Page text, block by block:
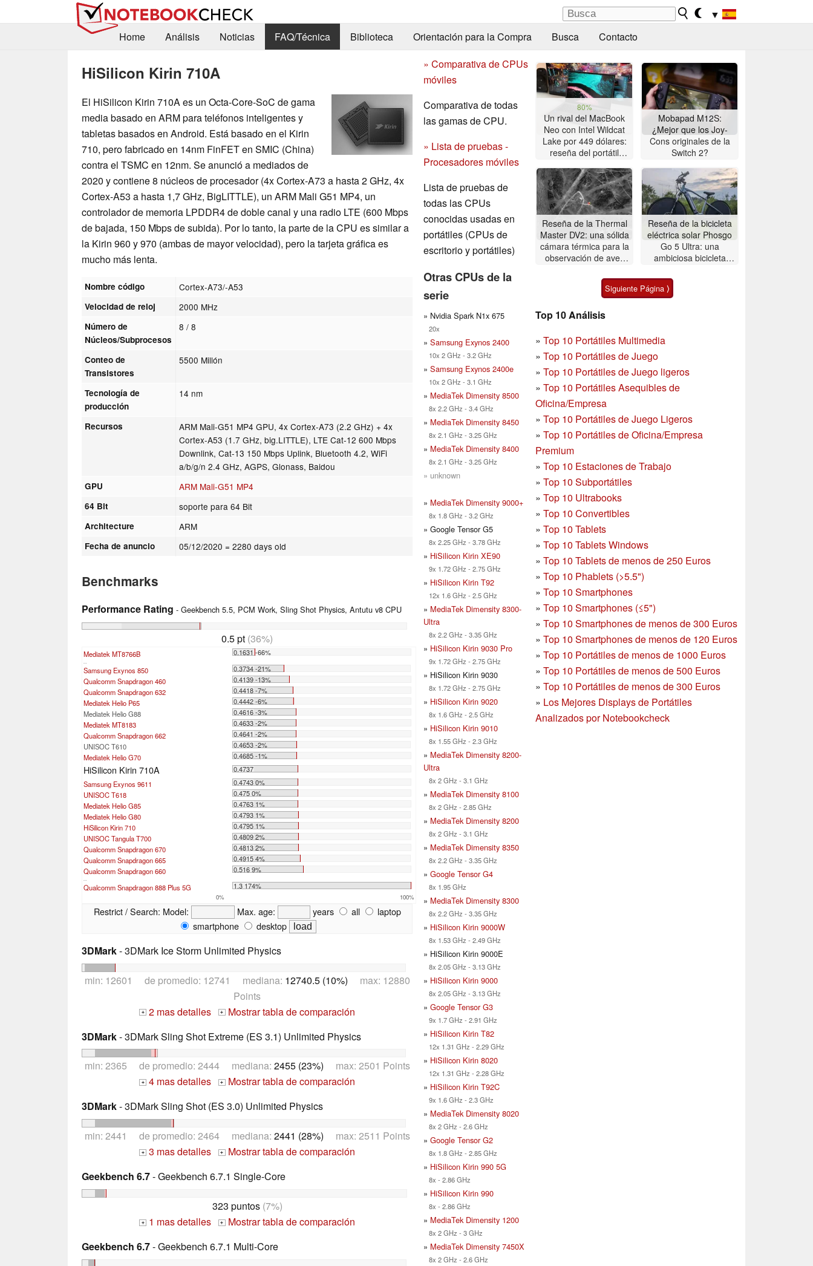
▼
Home
Análisis Noticias FAQ/Técnica Biblioteca Orientación para la Compra Busca Contacto
HiSilicon Kirin 710A
El HiSilicon Kirin 710A es un Octa-Core-SoC de gama
media basado en ARM para teléfonos inteligentes y
tabletas basados en Android. Está basado en el Kirin
710, pero fabricado en 14nm FinFET en SMIC (China)
contra el TSMC en 12nm. Se anunció a mediados de
2020 y contiene 8 núcleos de procesador (4x Cortex-A73 a hasta 2 GHz, 4x
Cortex-A53 a hasta 1,7 GHz, BigLITTLE), un ARM Mali G51 MP4, un
controlador de memoria LPDDR4 de doble canal y una radio LTE (600 Mbps
de bajada, 150 Mbps de subida). Por lo tanto, la parte de la CPU es similar a
la Kirin 960 y 970 (ambas de mayor velocidad), pero la tarjeta gráfica es
mucho más lenta.
Nombre código Cortex-A73/-A53
Velocidad de reloj 2000 MHz
Número de
Núcleos/Subprocesos
8 / 8
Conteo de
Transistores
5500 Millón
Tecnología de
producción
14 nm
Recursos
ARM Mali-G51 MP4 GPU, 4x Cortex-A73 (2.2 GHz) + 4x
Cortex-A53 (1.7 GHz, big.LITTLE), LTE Cat-12 600 Mbps
Downlink, Cat-13 150 Mbps Uplink, Bluetooth 4.2, WiFi
a/b/g/n 2.4 GHz, AGPS, Glonass, Baidou
GPU ARM Mali-G51 MP4
64 Bit soporte para 64 Bit
Architecture ARM
Fecha de anuncio 05/12/2020 = 2280 days old
Benchmarks
Performance Rating - Geekbench 5.5, PCM Work, Sling Shot Physics, Antutu v8 CPU
0.5 pt (36%)
Mediatek MT8766B 0.1631 -66%
Samsung Exynos 850
0.3734 -21%
Qualcomm Snapdragon 460
0.4139 -13%
Qualcomm Snapdragon 632
0.4418 -7%
Mediatek Helio P65
0.4442 -6%
Mediatek Helio G88
0.4616 -3%
Mediatek MT8183
0.4633 -2%
Qualcomm Snapdragon 662
0.4641 -2%
UNISOC T610
0.4653 -2%
Mediatek Helio G70
0.4685 -1%
HiSilicon Kirin 710A
0.4737
Samsung Exynos 9611
0.4743 0%
UNISOC T618
0.475 0%
Mediatek Helio G85
0.4763 1%
Mediatek Helio G80
0.4793 1%
HiSilicon Kirin 710
0.4795 1%
UNISOC Tangula T700
0.4809 2%
Qualcomm Snapdragon 670
0.4813 2%
Qualcomm Snapdragon 665
0.4915 4%
Qualcomm Snapdragon 660
0.516 9%
Qualcomm Snapdragon 888 Plus 5G 1.3 174%
0% 100%
Restrict / Search: Model: Max. age: years all
laptop
smartphone
desktop
3DMark- 3DMark Ice Storm Unlimited Physics
min: 12601 de promedio: 12741 mediana: 12740.5 (10%) max: 12880
Points
+ 2 mas detalles + Mostrar tabla de comparación
3DMark- 3DMark Sling Shot Extreme (ES 3.1) Unlimited Physics
min: 2365 de promedio: 2444 mediana: 2455 (23%) max: 2501 Points
+ 4 mas detalles + Mostrar tabla de comparación
3DMark- 3DMark Sling Shot (ES 3.0) Unlimited Physics
min: 2441 de promedio: 2464 mediana: 2441 (28%) max: 2511 Points
+ 3 mas detalles + Mostrar tabla de comparación
Geekbench 6.7- Geekbench 6.7.1 Single-Core
323 puntos(7%)
+ 1 mas detalles + Mostrar tabla de comparación
Geekbench 6.7- Geekbench 6.7.1 Multi-Core
» Comparativa de CPUs
móviles
Comparativa de todas
las gamas de CPU.
» Lista de pruebas -
Procesadores móviles
Lista de pruebas de
todas las CPUs
conocidas usadas en
portátiles (CPUs de
escritorio y portátiles)
Otras CPUs de la
serie
» Nvidia Spark N1x 675
20x
» Samsung Exynos 2400
10x 2 GHz - 3.2 GHz
» Samsung Exynos 2400e
10x 2 GHz - 3.1 GHz
» MediaTek Dimensity 8500
8x 2.2 GHz - 3.4 GHz
» MediaTek Dimensity 8450
8x 2.1 GHz - 3.25 GHz
» MediaTek Dimensity 8400
8x 2.1 GHz - 3.25 GHz
» unknown
» MediaTek Dimensity 9000+
8x 1.8 GHz - 3.2 GHz
» Google Tensor G5
8x 2.25 GHz - 3.78 GHz
» HiSilicon Kirin XE90
9x 1.72 GHz - 2.75 GHz
» HiSilicon Kirin T92
12x 1.6 GHz - 2.5 GHz
» MediaTek Dimensity 8300-
Ultra
8x 2.2 GHz - 3.35 GHz
» HiSilicon Kirin 9030 Pro
9x 1.72 GHz - 2.75 GHz
» HiSilicon Kirin 9030
8x 1.72 GHz - 2.75 GHz
» HiSilicon Kirin 9020
8x 1.6 GHz - 2.5 GHz
» HiSilicon Kirin 9010
8x 1.55 GHz - 2.3 GHz
» MediaTek Dimensity 8200-
Ultra
8x 2 GHz - 3.1 GHz
» MediaTek Dimensity 8100
8x 2 GHz - 2.85 GHz
» MediaTek Dimensity 8200
8x 2 GHz - 3.1 GHz
» MediaTek Dimensity 8350
8x 2.2 GHz - 3.35 GHz
» Google Tensor G4
8x 1.95 GHz
» MediaTek Dimensity 8300
8x 2.2 GHz - 3.35 GHz
» HiSilicon Kirin 9000W
8x 1.53 GHz - 2.49 GHz
» HiSilicon Kirin 9000E
8x 2.05 GHz - 3.13 GHz
» HiSilicon Kirin 9000
8x 2.05 GHz - 3.13 GHz
» Google Tensor G3
9x 1.7 GHz - 2.91 GHz
» HiSilicon Kirin T82
12x 1.31 GHz - 2.29 GHz
» HiSilicon Kirin 8020
12x 1.31 GHz - 2.28 GHz
» HiSilicon Kirin T92C
9x 1.6 GHz - 2.3 GHz
» MediaTek Dimensity 8020
8x 2 GHz - 2.6 GHz
» Google Tensor G2
8x 1.8 GHz - 2.85 GHz
» HiSilicon Kirin 990 5G
8x - 2.86 GHz
» HiSilicon Kirin 990
8x - 2.86 GHz
» MediaTek Dimensity 1200
8x 2 GHz - 3 GHz
» MediaTek Dimensity 7450X
8x 2 GHz - 2.6 GHz
80%
Un rival del MacBook
Neo con Intel Wildcat
Lake por 449 dólares:
reseña del portátil
Mobapad M12S:
¿Mejor que los Joy-
Cons originales de la
Switch 2?
Reseña de la Thermal
Master DV2: una sólida
cámara térmica para la
observación de aves
pulgadas
Reseña de la bicicleta
eléctrica solar Phosgo
Go 5 Ultra: una
ambiciosa bicicleta
algunas peculiaridades
Siguiente Página ⟩
Top 10 Análisis
» Top 10 Portátiles Multimedia
» Top 10 Portátiles de Juego
» Top 10 Portátiles de Juego ligeros
» Top 10 Portátiles Asequibles de
Oficina/Empresa
» Top 10 Portátiles de Juego Ligeros
» Top 10 Portátiles de Oficina/Empresa
Premium
» Top 10 Estaciones de Trabajo
» Top 10 Subportátiles
» Top 10 Ultrabooks
» Top 10 Convertibles
» Top 10 Tablets
» Top 10 Tablets Windows
» Top 10 Tablets de menos de 250 Euros
» Top 10 Phablets (>5.5")
» Top 10 Smartphones
» Top 10 Smartphones (≤5")
» Top 10 Smartphones de menos de 300 Euros
» Top 10 Smartphonesde menos de 120 Euros
» Top 10 Portátiles de menos de 1000 Euros
» Top 10 Portátiles de menos de 500 Euros
» Top 10 Portátiles de menos de 300 Euros
» Los Mejores Displays de Portátiles
Analizados por Notebookcheck